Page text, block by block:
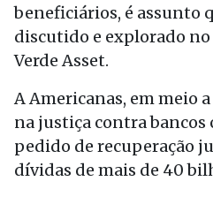
beneficiários, é assunto
discutido e explorado no
Verde Asset.
A Americanas, em meio
na justiça contra bancos
pedido de recuperação
dívidas de mais de 40